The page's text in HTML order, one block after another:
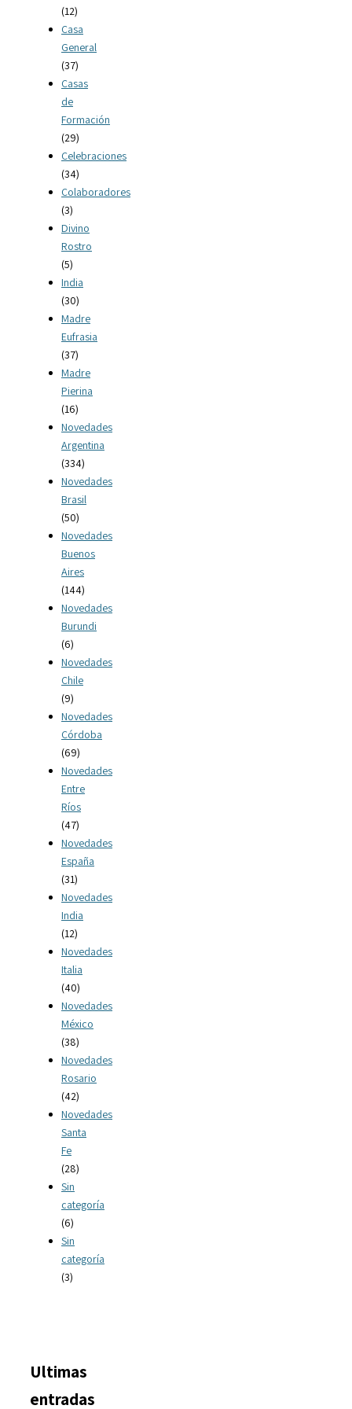
(12)
Casa
General
(37)
Casas
de
Formación
(29)
Celebraciones
(34)
Colaboradores
(3)
Divino
Rostro
(5)
India
(30)
Madre
Eufrasia
(37)
Madre
Pierina
(16)
Novedades
Argentina
(334)
Novedades
Brasil
(50)
Novedades
Buenos
Aires
(144)
Novedades
Burundi
(6)
Novedades
Chile
(9)
Novedades
Córdoba
(69)
Novedades
Entre
Ríos
(47)
Novedades
España
(31)
Novedades
India
(12)
Novedades
Italia
(40)
Novedades
México
(38)
Novedades
Rosario
(42)
Novedades
Santa
Fe
(28)
Sin
categoría
(6)
Sin
categoría
(3)
Ultimas
entradas